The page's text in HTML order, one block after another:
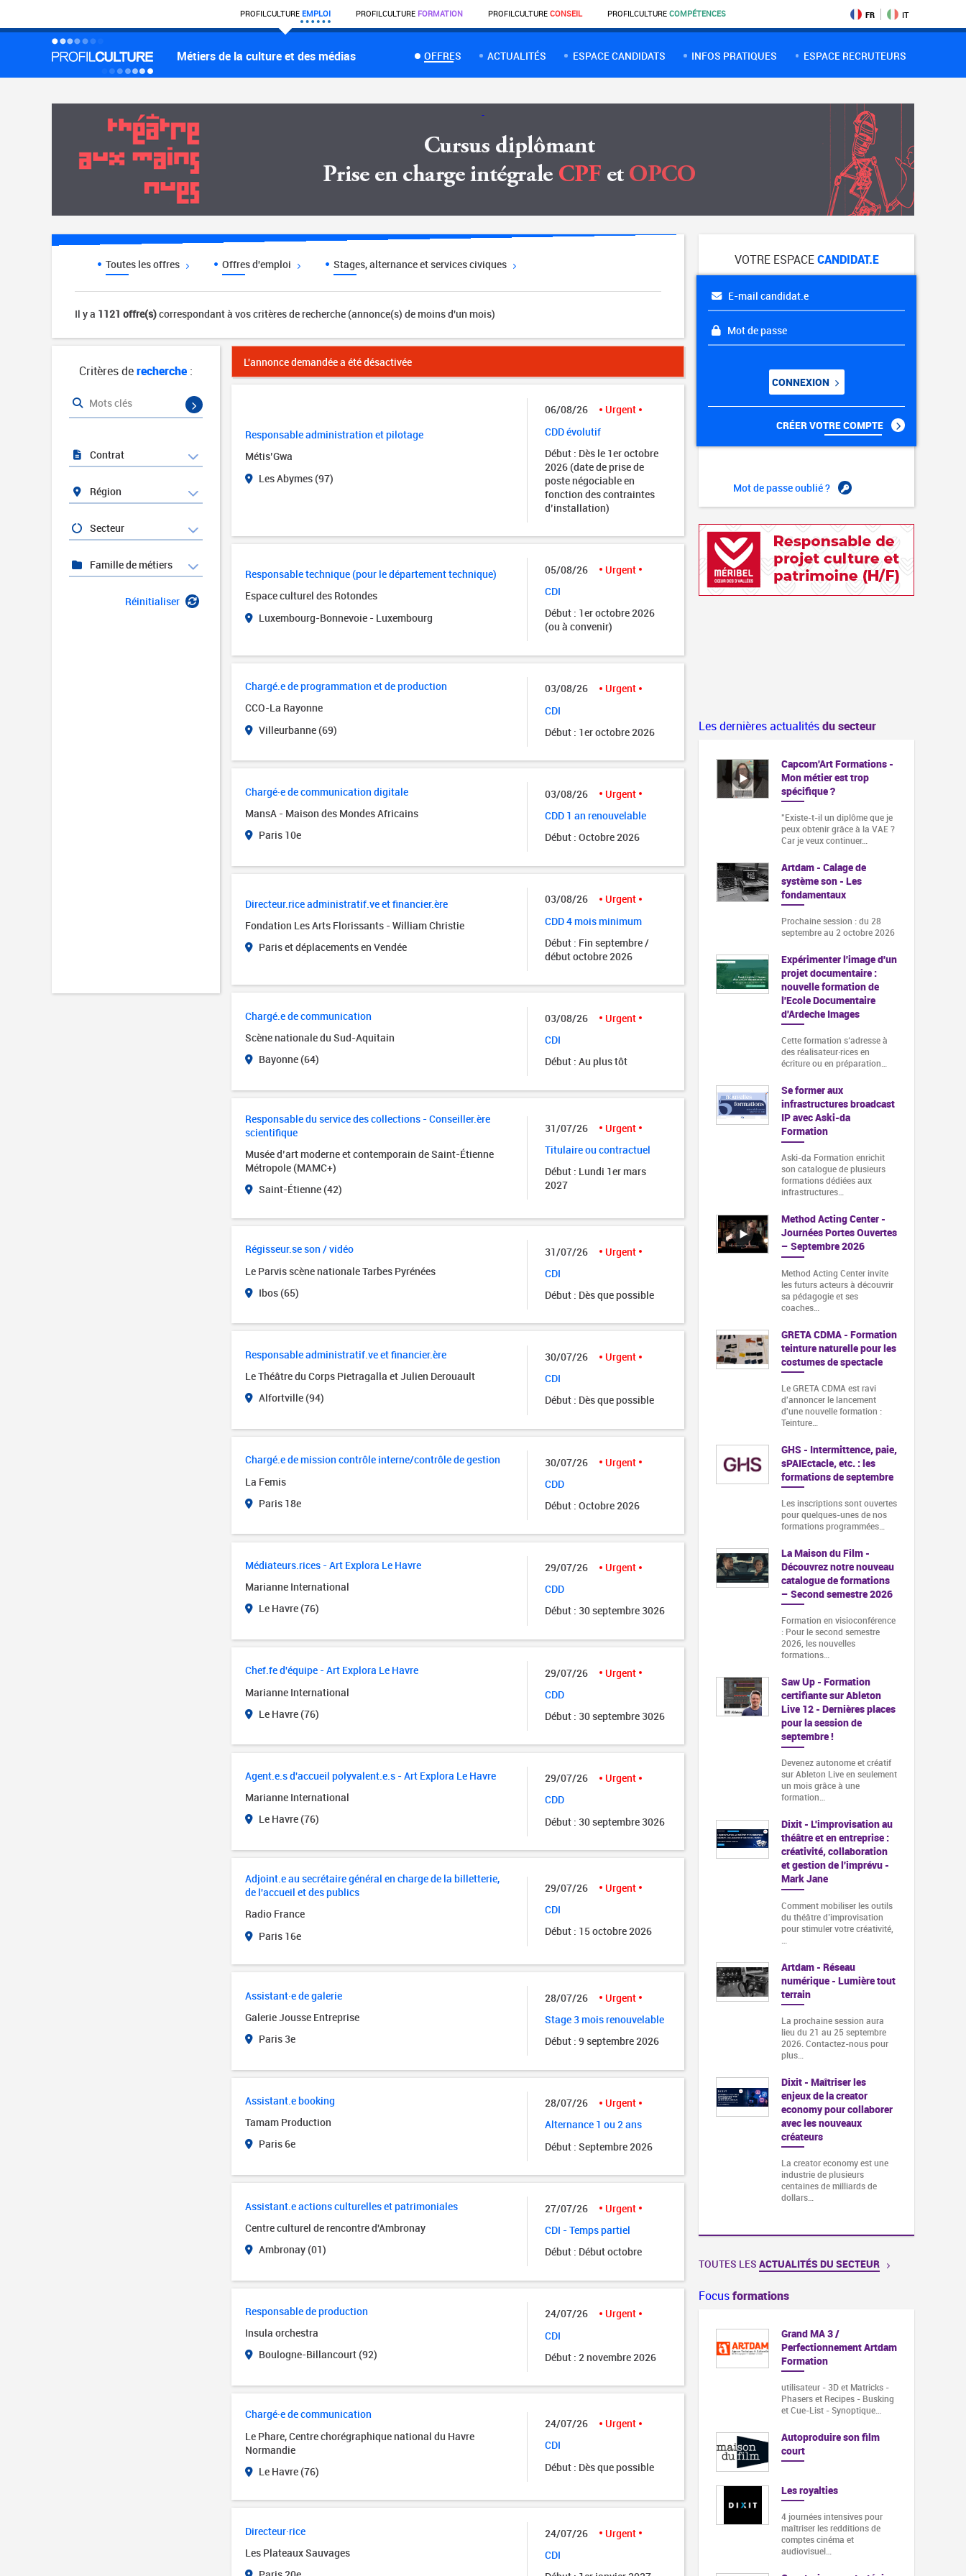
PROFILCULTURE EMPLOI PROFILCULTURE FORMATION PROFILCULTURE CONSEIL PROFILCULTURE COMPÉTENCES FR IT
Métiers de la culture et des médias OFFRES ACTUALITÉS ESPACE CANDIDATS INFOS PRATIQUES ESPACE RECRUTEURS
Toutes les offres Offres d'emploi Stages, alternance et services civiques
Il y a 1121 offre(s)correspondant à vos critères de recherche (annonce(s) de moins d'un mois)
L'annonce demandée a été désactivée
Responsable administration et pilotage
Métis’Gwa
Les Abymes (97)
06/08/26
Urgent
CDD évolutif
Début : Dès le 1er octobre
2026 (date de prise de
poste négociable en
fonction des contraintes
d’installation)
Responsable technique (pour le département technique)
Espace culturel des Rotondes
Luxembourg-Bonnevoie - Luxembourg
05/08/26
Urgent
CDI
Début : 1er octobre 2026
(ou à convenir)
Chargé.e de programmation et de production
CCO-La Rayonne
Villeurbanne (69)
03/08/26
Urgent
CDI
Début : 1er octobre 2026
Chargé·e de communication digitale
MansA - Maison des Mondes Africains
Paris 10e
03/08/26
Urgent
CDD 1 an renouvelable
Début : Octobre 2026
Directeur.rice administratif.ve et financier.ère
Fondation Les Arts Florissants - William Christie
Paris et déplacements en Vendée
03/08/26
Urgent
CDD 4 mois minimum
Début : Fin septembre /
début octobre 2026
Chargé.e de communication
Scène nationale du Sud-Aquitain
Bayonne (64)
03/08/26
Urgent
CDI
Début : Au plus tôt
Responsable du service des collections - Conseiller.ère
scientifique
Musée d’art moderne et contemporain de Saint-Étienne
Métropole (MAMC+)
Saint-Étienne (42)
31/07/26
Urgent
Titulaire ou contractuel
Début : Lundi 1er mars
2027
Régisseur.se son / vidéo
Le Parvis scène nationale Tarbes Pyrénées
Ibos (65)
31/07/26
Urgent
CDI
Début : Dès que possible
Responsable administratif.ve et financier.ère
Le Théâtre du Corps Pietragalla et Julien Derouault
Alfortville (94)
30/07/26
Urgent
CDI
Début : Dès que possible
Chargé.e de mission contrôle interne/contrôle de gestion
La Femis
Paris 18e
30/07/26
Urgent
CDD
Début : Octobre 2026
Médiateurs.rices - Art Explora Le Havre
Marianne International
Le Havre (76)
29/07/26
Urgent
CDD
Début : 30 septembre 3026
Chef.fe d'équipe - Art Explora Le Havre
Marianne International
Le Havre (76)
29/07/26
Urgent
CDD
Début : 30 septembre 3026
Agent.e.s d'accueil polyvalent.e.s - Art Explora Le Havre
Marianne International
Le Havre (76)
29/07/26
Urgent
CDD
Début : 30 septembre 3026
Adjoint.e au secrétaire général en charge de la billetterie,
de l'accueil et des publics
Radio France
Paris 16e
29/07/26
Urgent
CDI
Début : 15 octobre 2026
Assistant·e de galerie
Galerie Jousse Entreprise
Paris 3e
28/07/26
Urgent
Stage 3 mois renouvelable
Début : 9 septembre 2026
Assistant.e booking
Tamam Production
Paris 6e
28/07/26
Urgent
Alternance 1 ou 2 ans
Début : Septembre 2026
Assistant.e actions culturelles et patrimoniales
Centre culturel de rencontre d'Ambronay
Ambronay (01)
27/07/26
Urgent
CDI - Temps partiel
Début : Début octobre
Responsable de production
Insula orchestra
Boulogne-Billancourt (92)
24/07/26
Urgent
CDI
Début : 2 novembre 2026
Chargé·e de communication
Le Phare, Centre chorégraphique national du Havre
Normandie
Le Havre (76)
24/07/26
Urgent
CDI
Début : Dès que possible
Directeur·rice
Les Plateaux Sauvages
24/07/26
Urgent
CDI
Critères derecherche:
Mots clés
Contrat
Région
Secteur
Famille de métiers
Réinitialiser
VOTRE ESPACECANDIDAT.E
E-mail candidat.e
Mot de passe
CONNEXION
CRÉER VOTRE COMPTE
Mot de passe oublié ?
Les dernières actualitésdu secteur
Capcom'Art Formations -
Mon métier est trop
spécifique ?
"Existe-t-il un diplôme que je
peux obtenir grâce à la VAE ?
Car je veux continuer…
Artdam - Calage de
système son - Les
fondamentaux
Prochaine session : du 28
septembre au 2 octobre 2026
Expérimenter l'image d'un
projet documentaire :
nouvelle formation de
l'Ecole Documentaire
d'Ardeche Images
Cette formation s‘adresse à
des réalisateur·rices en
écriture ou en préparation…
Se former aux
infrastructures broadcast
IP avec Aski-da
Formation
Aski-da Formation enrichit
son catalogue de plusieurs
formations dédiées aux
infrastructures…
Method Acting Center -
Journées Portes Ouvertes
– Septembre 2026
Method Acting Center invite
les futurs acteurs à découvrir
sa pédagogie et ses
coaches…
GRETA CDMA - Formation
teinture naturelle pour les
costumes de spectacle
Le GRETA CDMA est ravi
d'annoncer le lancement
d'une nouvelle formation :
Teinture…
GHS - Intermittence, paie,
sPAIEctacle, etc. : les
formations de septembre
Les inscriptions sont ouvertes
pour quelques-unes de nos
formations programmées…
La Maison du Film -
Découvrez notre nouveau
catalogue de formations
– Second semestre 2026
Formation en visioconférence
: Pour le second semestre
2026, les nouvelles
formations…
Saw Up - Formation
certifiante sur Ableton
Live 12 - Dernières places
pour la session de
septembre !
Devenez autonome et créatif
sur Ableton Live en seulement
un mois grâce à une
formation…
Dixit - L'improvisation au
théâtre et en entreprise :
créativité, collaboration
et gestion de l'imprévu -
Mark Jane
Comment mobiliser les outils
du théâtre d’improvisation
pour stimuler votre créativité,
Artdam - Réseau
numérique - Lumière tout
terrain
La prochaine session aura
lieu du 21 au 25 septembre
2026. Contactez-nous pour
plus…
Dixit - Maîtriser les
enjeux de la creator
economy pour collaborer
avec les nouveaux
créateurs
La creator economy est une
industrie de plusieurs
centaines de milliards de
dollars…
TOUTES LES ACTUALITÉS DU SECTEUR
Focusformations
Grand MA 3 /
Perfectionnement Artdam
Formation
utilisateur - 3D et Matricks -
Phasers et Recipes - Busking
et Cue-List - Synoptique…
Autoproduire son film
court
Les royalties
4 journées intensives pour
maîtriser les redditions de
comptes cinéma et
audiovisuel…